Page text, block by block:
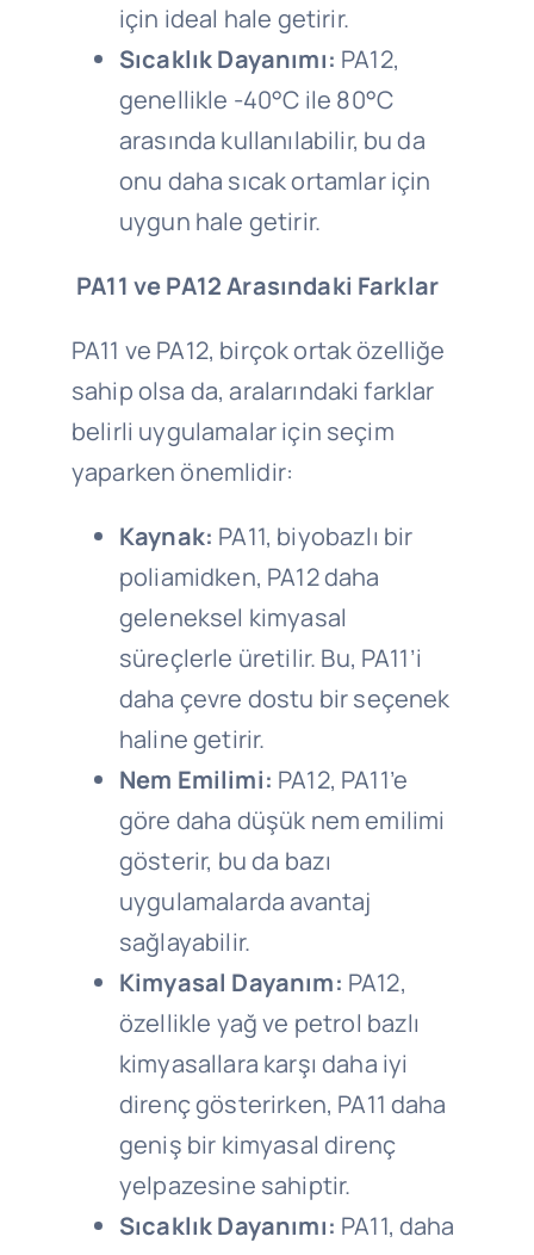
için ideal hale getirir.
Sıcaklık Dayanımı: PA12,
genellikle -40°C ile 80°C
arasında kullanılabilir, bu da
onu daha sıcak ortamlar için
uygun hale getirir.
PA11 ve PA12 Arasındaki Farklar
PA11 ve PA12, birçok ortak özelliğe
sahip olsa da, aralarındaki farklar
belirli uygulamalar için seçim
yaparken önemlidir:
Kaynak: PA11, biyobazlı bir
poliamidken, PA12 daha
geleneksel kimyasal
süreçlerle üretilir. Bu, PA11’i
daha çevre dostu bir seçenek
haline getirir.
Nem Emilimi: PA12, PA11’e
göre daha düşük nem emilimi
gösterir, bu da bazı
uygulamalarda avantaj
sağlayabilir.
Kimyasal Dayanım: PA12,
özellikle yağ ve petrol bazlı
kimyasallara karşı daha iyi
direnç gösterirken, PA11 daha
geniş bir kimyasal direnç
yelpazesine sahiptir.
Sıcaklık Dayanımı: PA11, daha